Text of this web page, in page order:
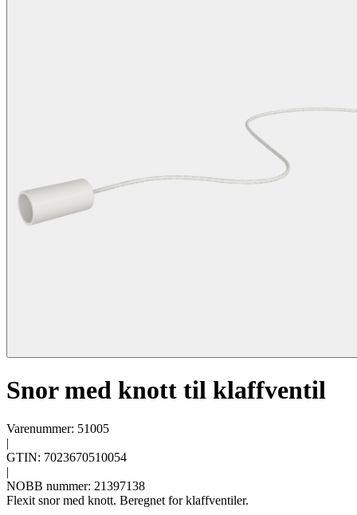
Snor med knott til klaffventil
Varenummer: 51005
|
GTIN: 7023670510054
|
NOBB nummer: 21397138
Flexit snor med knott. Beregnet for klaffventiler.